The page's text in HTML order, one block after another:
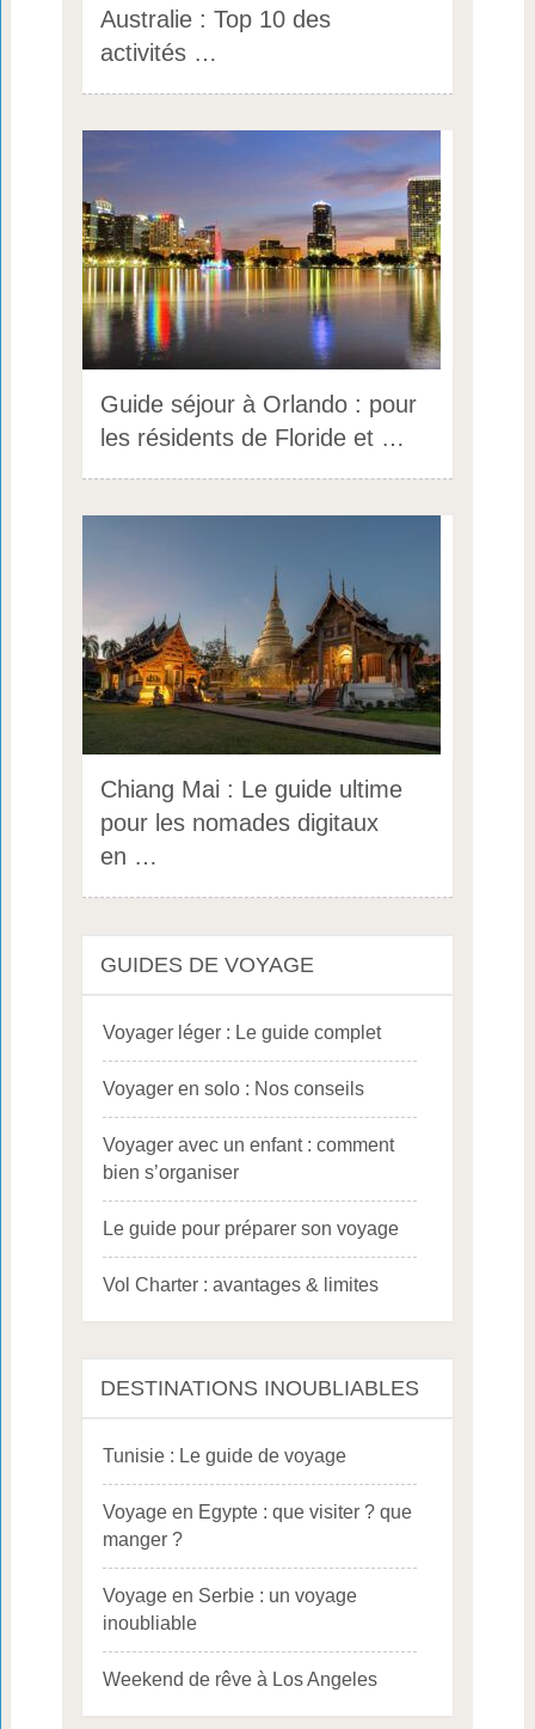
Australie : Top 10 des
activités …
Guide séjour à Orlando : pour
les résidents de Floride et …
Chiang Mai : Le guide ultime
pour les nomades digitaux
en …
GUIDES DE VOYAGE
Voyager léger : Le guide complet
Voyager en solo : Nos conseils
Voyager avec un enfant : comment
bien s’organiser
Le guide pour préparer son voyage
Vol Charter : avantages & limites
DESTINATIONS INOUBLIABLES
Tunisie : Le guide de voyage
Voyage en Egypte : que visiter ? que
manger ?
Voyage en Serbie : un voyage
inoubliable
Weekend de rêve à Los Angeles